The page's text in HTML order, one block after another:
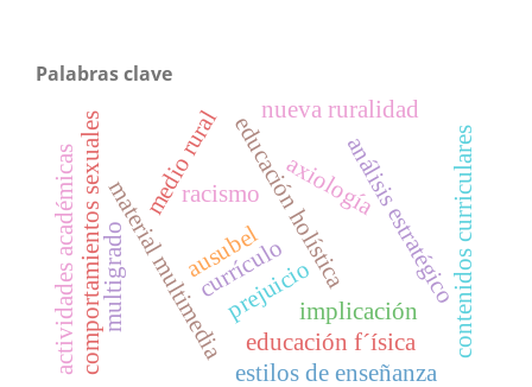
Palabras clave
currículo
implicación
axiología
material multimedia
comportamientos sexuales educación holísticaanálisis estratégico
actividades académicas contenidos curriculares
educación f´ísica
estilos de enseñanza
racismo
prejuicio
ausubel
medio rural nueva ruralidad
multigrado